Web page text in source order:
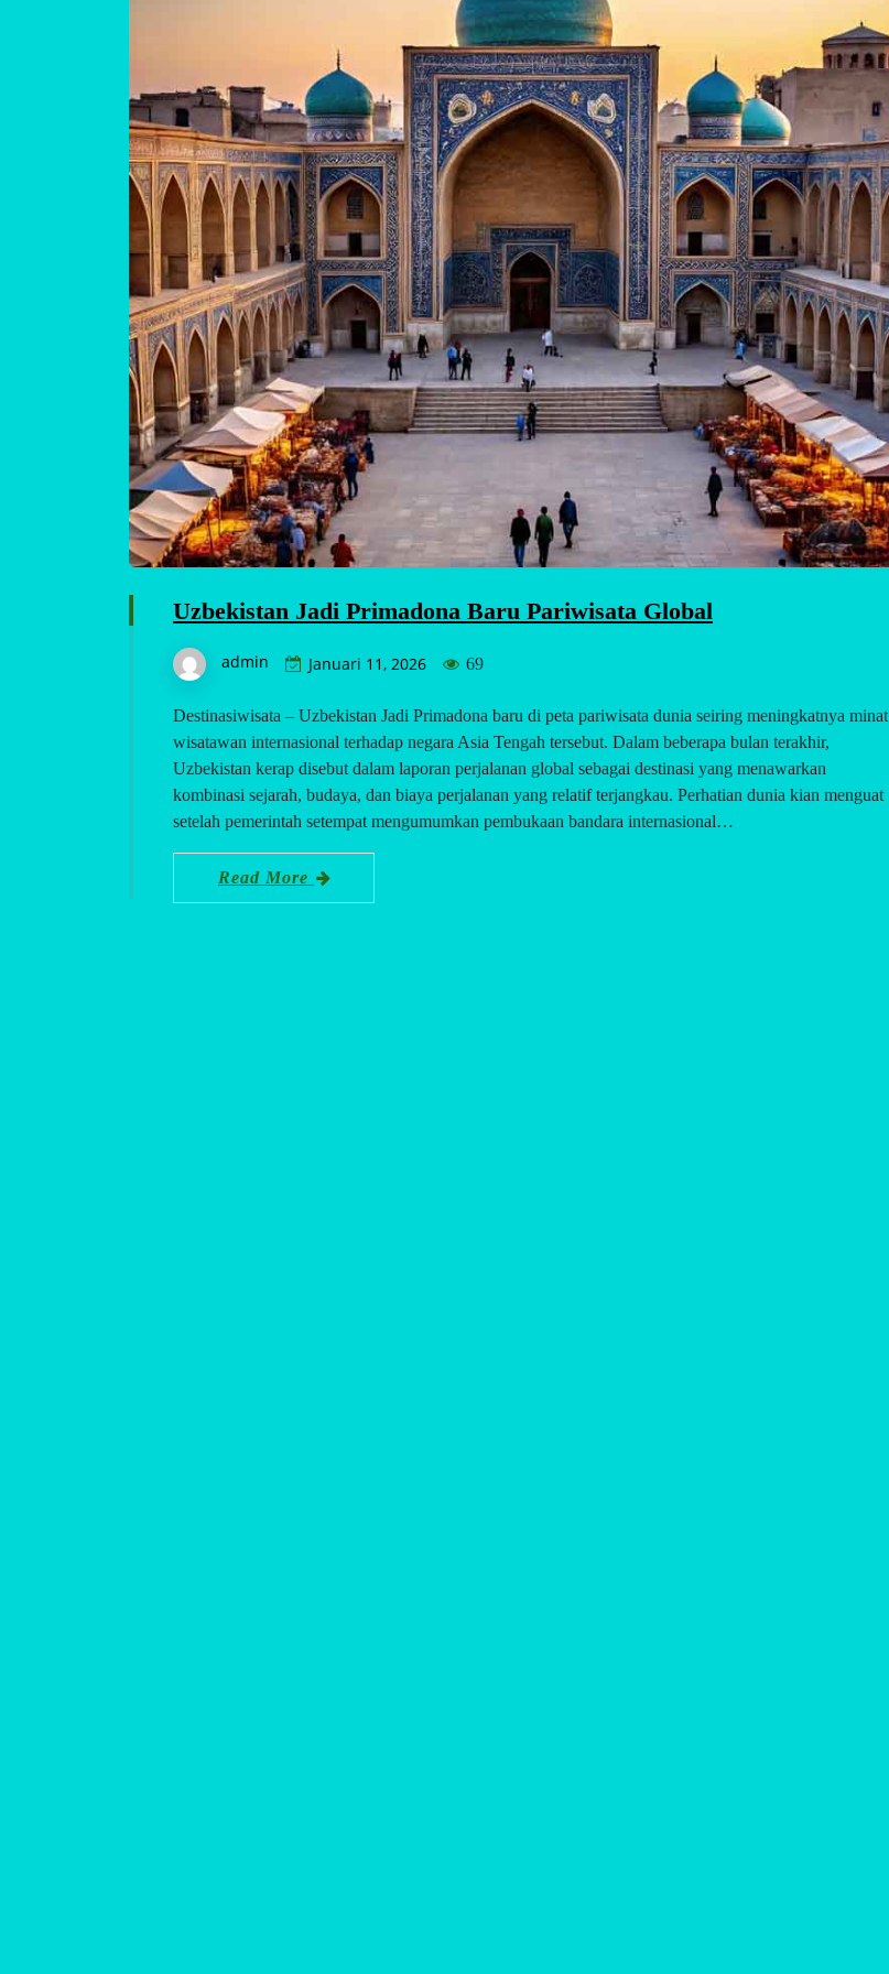
Uzbekistan Jadi Primadona Baru Pariwisata Global
admin Januari 11, 2026 69
Destinasiwisata – Uzbekistan Jadi Primadona baru di peta pariwisata dunia seiring meningkatnya minat
wisatawan internasional terhadap negara Asia Tengah tersebut. Dalam beberapa bulan terakhir,
Uzbekistan kerap disebut dalam laporan perjalanan global sebagai destinasi yang menawarkan
kombinasi sejarah, budaya, dan biaya perjalanan yang relatif terjangkau. Perhatian dunia kian menguat
setelah pemerintah setempat mengumumkan pembukaan bandara internasional…
Read More